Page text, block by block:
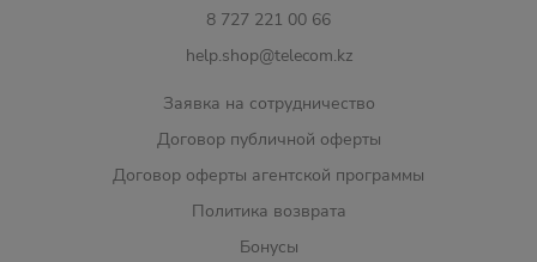
8 727 221 00 66
help.shop@telecom.kz
Заявка на сотрудничество
Договор публичной оферты
Договор оферты агентской программы
Политика возврата
Бонусы